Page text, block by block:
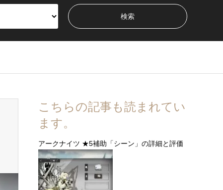
こちらの記事も読まれてい
ます。
アークナイツ ★5補助「シーン」の詳細と評価